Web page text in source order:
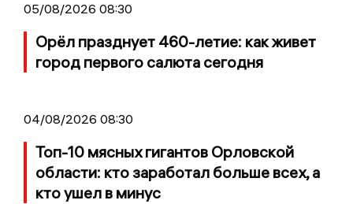
05/08/2026 08:30
Орёл празднует 460-летие: как живет
город первого салюта сегодня
04/08/2026 08:30
Топ-10 мясных гигантов Орловской
области: кто заработал больше всех, а
кто ушел в минус